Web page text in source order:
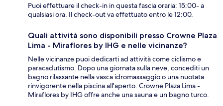
Puoi effettuare il check-in in questa fascia oraria: 15:00- a
qualsiasi ora. Il check-out va effettuato entro le 12:00.
Quali attività sono disponibili presso Crowne Plaza
Lima - Miraflores by IHG e nelle vicinanze?
Nelle vicinanze puoi dedicarti ad attività come ciclismo e
paracadutismo. Dopo una giornata sulla neve, concediti un
bagno rilassante nella vasca idromassaggio o una nuotata
rinvigorente nella piscina all'aperto. Crowne Plaza Lima -
Miraflores by IHG offre anche una sauna e un bagno turco.